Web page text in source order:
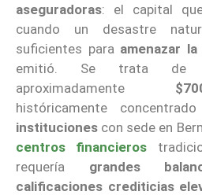
aseguradoras: el capital
cuando un desastre
suficientes para amenazar
emitió. Se trata de
aproximadamente
históricamente
instituciones con sede en
centros financieros
requería grandes
calificaciones crediticias